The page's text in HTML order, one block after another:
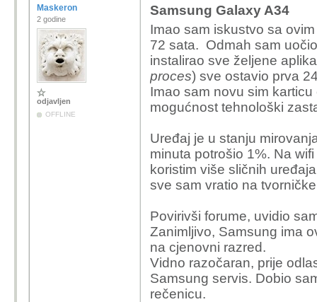
Maskeron
2 godine
odjavljen
OFFLINE
Samsung Galaxy A34
Imao sam iskustvo sa
72 sata. Odmah sam
instalirao sve željene
proces) sve ostavio prva
Imao sam novu sim
mogućnost tehnološki
Uređaj je u stanju
minuta potrošio 1%. Na
koristim više sličnih
sve sam vratio na
Povirivši forume, uvidio
Zanimljivo, Samsung ima
na cjenovni razred.
Vidno razočaran, prije
Samsung servis. Dobio
rečenicu.